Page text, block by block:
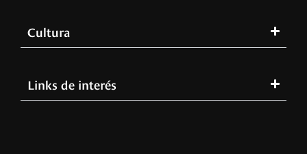
Cultura
Links de interés